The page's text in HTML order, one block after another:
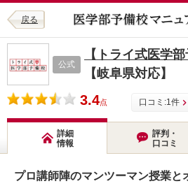
戻る
公式
【トライ式医学
【岐阜県対応】
3.4点 口コミ:1件
詳細
情報
評判・
口コミ
プロ講師陣のマンツーマン授業と